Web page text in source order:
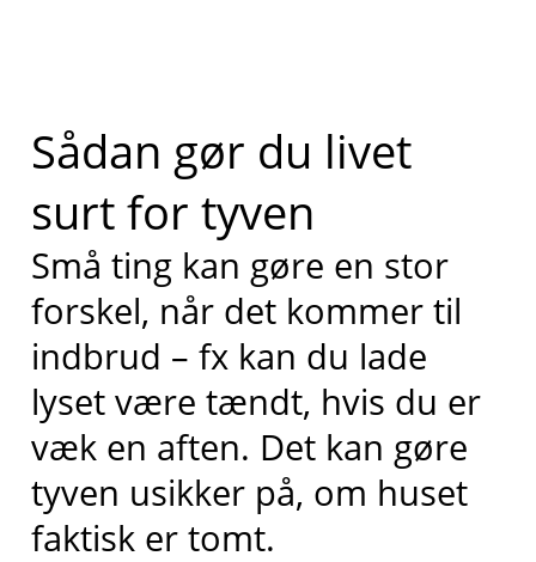
Sådan gør du livet
surt for tyven
Små ting kan gøre en stor
forskel, når det kommer til
indbrud – fx kan du lade
lyset være tændt, hvis du er
væk en aften. Det kan gøre
tyven usikker på, om huset
faktisk er tomt.